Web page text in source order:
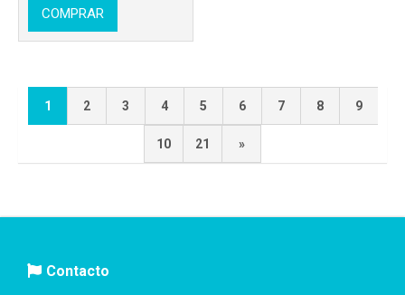
COMPRAR
1 2 3 4 5 6 7 8 9
10 21 »
Contacto